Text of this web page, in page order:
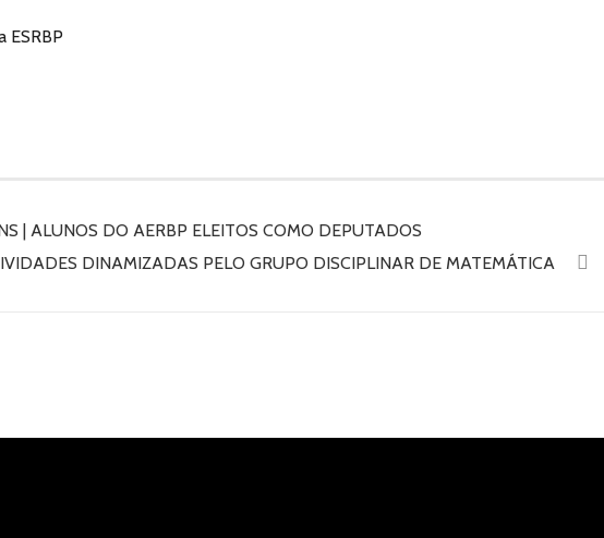
ESRBP
| ALUNOS DO AERBP ELEITOS COMO DEPUTADOS
DINAMIZADAS PELO GRUPO DISCIPLINAR DE MATEMÁTICA